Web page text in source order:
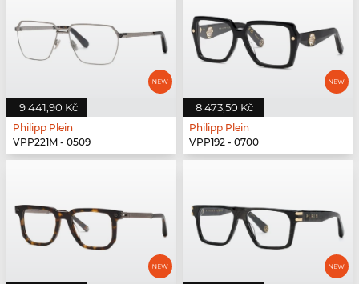
9 441,90 Kč
Philipp Plein
VPP221M - 0509
8 473,50 Kč
Philipp Plein
VPP192 - 0700